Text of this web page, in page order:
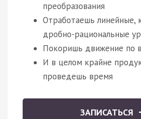
преобразования
Отработаешь линейные,
дробно-рациональные
Покоришь движение по
И в целом крайне
проведешь время
ЗАПИСАТЬСЯ